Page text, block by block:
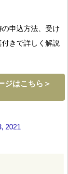
申込方法、受け
きで詳しく解説
ジはこちら＞
2021